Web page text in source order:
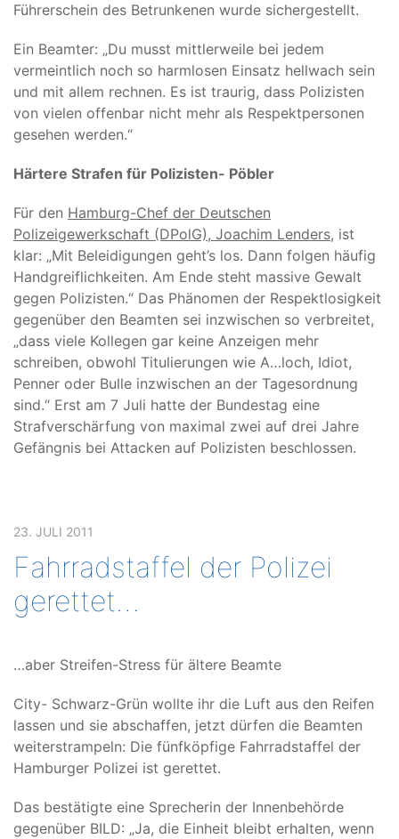
Führerschein des Betrunkenen wurde sichergestellt.
Ein Beamter: „Du musst mittlerweile bei jedem
vermeintlich noch so harmlosen Einsatz hellwach sein
und mit allem rechnen. Es ist traurig, dass Polizisten
von vielen offenbar nicht mehr als Respektpersonen
gesehen werden.“
Härtere Strafen für Polizisten- Pöbler
Für den Hamburg-Chef der Deutschen
Polizeigewerkschaft (DPolG), Joachim Lenders, ist
klar: „Mit Beleidigungen geht’s los. Dann folgen häufig
Handgreiflichkeiten. Am Ende steht massive Gewalt
gegen Polizisten.“ Das Phänomen der Respektlosigkeit
gegenüber den Beamten sei inzwischen so verbreitet,
„dass viele Kollegen gar keine Anzeigen mehr
schreiben, obwohl Titulierungen wie A…loch, Idiot,
Penner oder Bulle inzwischen an der Tagesordnung
sind.“ Erst am 7 Juli hatte der Bundestag eine
Strafverschärfung von maximal zwei auf drei Jahre
Gefängnis bei Attacken auf Polizisten beschlossen.
23. JULI 2011
Fahrradstaffel der Polizei
gerettet…
…aber Streifen-Stress für ältere Beamte
City- Schwarz-Grün wollte ihr die Luft aus den Reifen
lassen und sie abschaffen, jetzt dürfen die Beamten
weiterstrampeln: Die fünfköpfige Fahrradstaffel der
Hamburger Polizei ist gerettet.
Das bestätigte eine Sprecherin der Innenbehörde
gegenüber BILD: „Ja, die Einheit bleibt erhalten, wenn